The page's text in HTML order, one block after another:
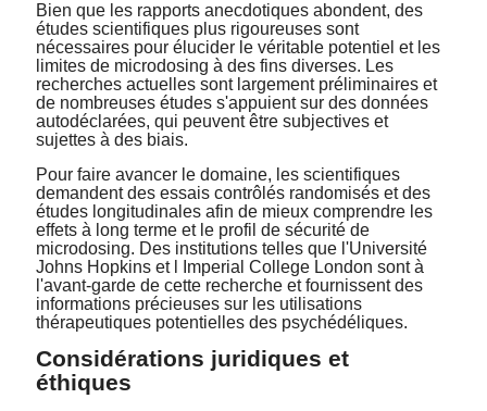
Bien que les rapports anecdotiques abondent, des
études scientifiques plus rigoureuses sont
nécessaires pour élucider le véritable potentiel et les
limites de microdosing à des fins diverses. Les
recherches actuelles sont largement préliminaires et
de nombreuses études s'appuient sur des données
autodéclarées, qui peuvent être subjectives et
sujettes à des biais.
Pour faire avancer le domaine, les scientifiques
demandent des essais contrôlés randomisés et des
études longitudinales afin de mieux comprendre les
effets à long terme et le profil de sécurité de
microdosing. Des institutions telles que l'Université
Johns Hopkins et l Imperial College London sont à
l'avant-garde de cette recherche et fournissent des
informations précieuses sur les utilisations
thérapeutiques potentielles des psychédéliques.
Considérations juridiques et
éthiques